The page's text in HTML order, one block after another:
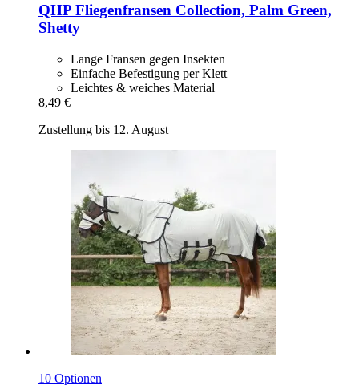
QHP Fliegenfransen Collection, Palm Green,
Shetty
Lange Fransen gegen Insekten
Einfache Befestigung per Klett
Leichtes & weiches Material
8,49 €
Zustellung bis 12. August
10 Optionen